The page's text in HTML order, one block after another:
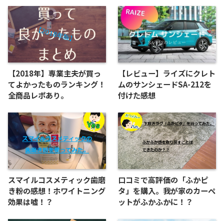
【2018年】専業主夫が買っ
てよかったものランキング！
全商品レポあり。
【レビュー】ライズにクレト
ムのサンシェードSA-212を
付けた感想
スマイルコスメティック歯磨
き粉の感想！ホワイトニング
効果は嘘！？
口コミで高評価の「ふかピ
タ」を購入。我が家のカーペ
ットがふかふかに！？